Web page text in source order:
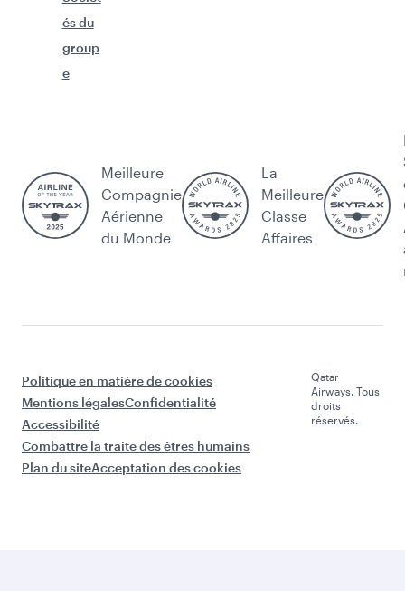
és du
group
e
Meilleure
Compagnie
Aérienne
du Monde
La
Meilleure
Classe
Affaires
Politique en matière de cookies
Mentions légalesConfidentialité
Accessibilité
Combattre la traite des êtres humains
Plan du siteAcceptation des cookies
Qatar
Airways. Tous
droits
réservés.